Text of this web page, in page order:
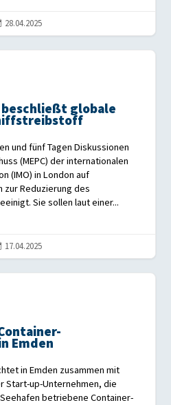
28.04.2025
globale
und fünf Tagen Diskussionen
(MEPC) der internationalen
(IMO) in London auf
Reduzierung des
Sie sollen laut einer...
17.04.2025
Emden
in Emden zusammen mit
Start-up-Unternehmen, die
betriebene Container-